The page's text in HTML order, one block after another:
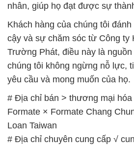
nhân, giúp họ đạt được sự
Khách hàng của chúng tôi
cậy và sự chăm sóc từ Công ty
Trường Phát, điều này là
chúng tôi không ngừng nỗ lực,
yêu cầu và mong muốn của họ.
# Địa chỉ bán > thương mại hóa
Formate × Formate Chang
Loan Taiwan
# Địa chỉ chuyên cung cấp √